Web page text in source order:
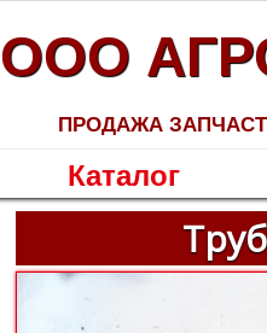
ООО
ПРОДАЖА
Каталог